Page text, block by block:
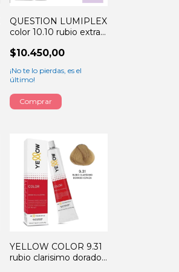
QUESTION LUMIPLEX
color 10.10 rubio extra
$10.450,00
¡No te lo pierdas, es el
último!
YELLOW COLOR 9.31
rubio clarisimo dorado